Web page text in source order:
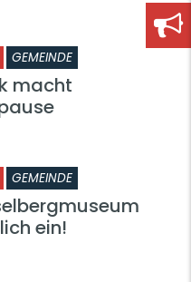
GEMEINDE
macht
GEMEINDE
ein!